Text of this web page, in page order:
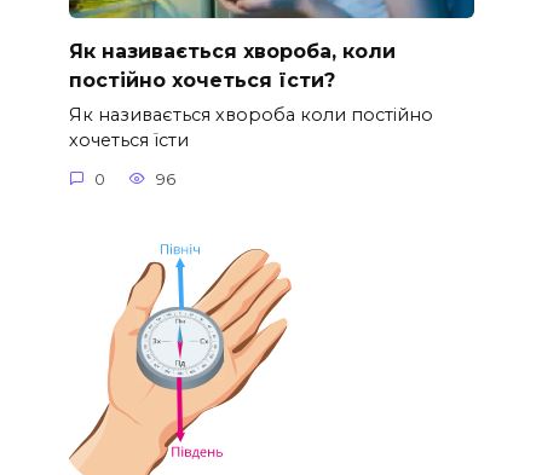
Як називається хвороба, коли
постійно хочеться їсти?
Як називається хвороба коли постійно
хочеться їсти
0 96